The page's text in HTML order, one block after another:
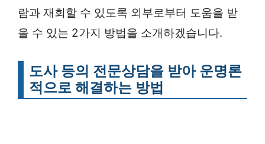
람과 재회할 수 있도록 외부로부터 도움을 받
을 수 있는 2가지 방법을 소개하겠습니다.
도사 등의 전문상담을 받아 운명론
적으로 해결하는 방법